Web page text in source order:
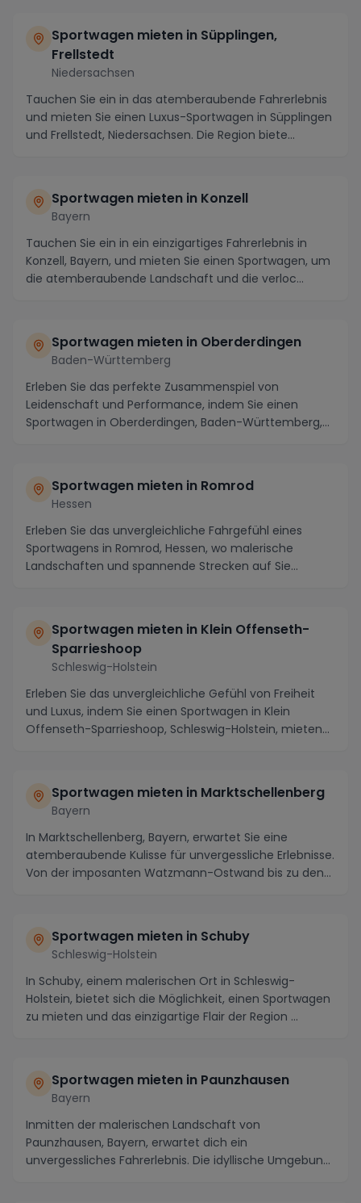
Sportwagen mieten in Süpplingen,
Frellstedt
Niedersachsen
Tauchen Sie ein in das atemberaubende Fahrerlebnis
und mieten Sie einen Luxus-Sportwagen in Süpplingen
und Frellstedt, Niedersachsen. Die Region biete...
Sportwagen mieten in Konzell
Bayern
Tauchen Sie ein in ein einzigartiges Fahrerlebnis in
Konzell, Bayern, und mieten Sie einen Sportwagen, um
die atemberaubende Landschaft und die verloc...
Sportwagen mieten in Oberderdingen
Baden-Württemberg
Erleben Sie das perfekte Zusammenspiel von
Leidenschaft und Performance, indem Sie einen
Sportwagen in Oberderdingen, Baden-Württemberg,
Sportwagen mieten in Romrod
Hessen
Erleben Sie das unvergleichliche Fahrgefühl eines
Sportwagens in Romrod, Hessen, wo malerische
Landschaften und spannende Strecken auf Sie
Sportwagen mieten in Klein Offenseth-
Sparrieshoop
Schleswig-Holstein
Erleben Sie das unvergleichliche Gefühl von Freiheit
und Luxus, indem Sie einen Sportwagen in Klein
Offenseth-Sparrieshoop, Schleswig-Holstein, mieten...
Sportwagen mieten in Marktschellenberg
Bayern
In Marktschellenberg, Bayern, erwartet Sie eine
atemberaubende Kulisse für unvergessliche Erlebnisse.
Von der imposanten Watzmann-Ostwand bis zu den
Sportwagen mieten in Schuby
Schleswig-Holstein
In Schuby, einem malerischen Ort in Schleswig-
Holstein, bietet sich die Möglichkeit, einen Sportwagen
zu mieten und das einzigartige Flair der Region ...
Sportwagen mieten in Paunzhausen
Bayern
Inmitten der malerischen Landschaft von
Paunzhausen, Bayern, erwartet dich ein
unvergessliches Fahrerlebnis. Die idyllische Umgebung